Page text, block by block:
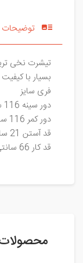
توضیحات
تیشرت نخی
بسیار با
فری سایز
دور سینه 116 سانتی متر
دور کمر 116 سانتی متر
قد آستن 21 سانتی متر
قد کار 66 سانتی متر